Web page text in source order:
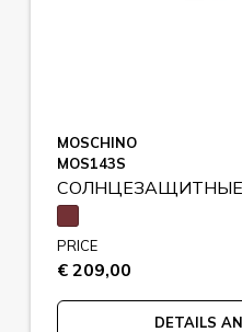
MOSCHINO
MOS143S
PRICE
€ 209,00
DETAILS